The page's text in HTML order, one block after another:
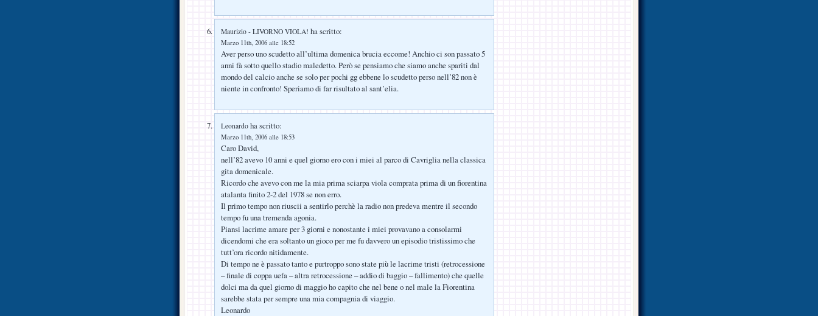
Maurizio - LIVORNO VIOLA! ha scritto:
Marzo 11th, 2006 alle 18:52
Aver perso uno scudetto all’ultima domenica brucia eccome! Anchio ci son passato 5
anni fà sotto quello stadio maledetto. Però se pensiamo che siamo anche spariti dal
mondo del calcio anche se solo per pochi gg ebbene lo scudetto perso nell’82 non è
niente in confronto! Speriamo di far risultato al sant’elia.
Leonardo ha scritto:
Marzo 11th, 2006 alle 18:53
Caro David,
nell’82 avevo 10 anni e quel giorno ero con i miei al parco di Cavriglia nella classica
gita domenicale.
Ricordo che avevo con me la mia prima sciarpa viola comprata prima di un fiorentina
atalanta finito 2-2 del 1978 se non erro.
Il primo tempo non riuscii a sentirlo perchè la radio non predeva mentre il secondo
tempo fu una tremenda agonia.
Piansi lacrime amare per 3 giorni e nonostante i miei provavano a consolarmi
dicendomi che era soltanto un gioco per me fu davvero un episodio tristissimo che
tutt’ora ricordo nitidamente.
Di tempo ne è passato tanto e purtroppo sono state più le lacrime tristi (retrocessione
– finale di coppa uefa – altra retrocessione – addio di baggio – fallimento) che quelle
dolci ma da quel giorno di maggio ho capito che nel bene o nel male la Fiorentina
sarebbe stata per sempre una mia compagnia di viaggio.
Leonardo